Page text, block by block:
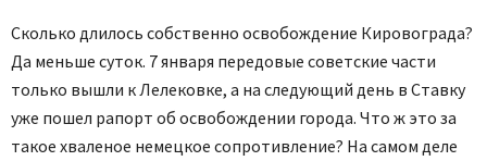
Сколько длилось собственно освобождение Кировограда?
Да меньше суток. 7 января передовые советские части
только вышли к Лелековке, а на следующий день в Ставку
уже пошел рапорт об освобождении города. Что ж это за
такое хваленое немецкое сопротивление? На самом деле